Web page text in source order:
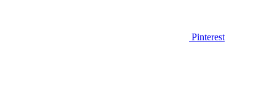
Pinterest